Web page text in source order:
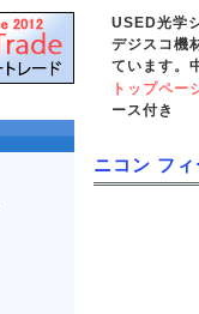
USED光学
デジスコ機
ています。
トップペー
ース付き
ニコン フ